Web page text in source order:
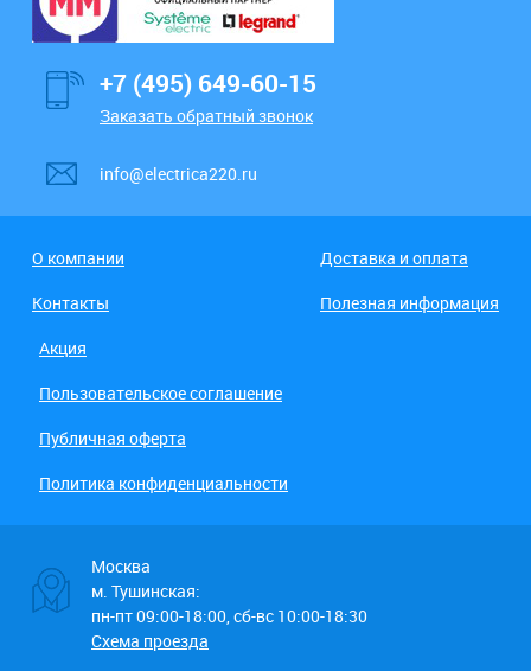
+7 (495) 649-60-15
Заказать обратный звонок
info@electrica220.ru
О компании
Доставка и оплата
Контакты
Полезная информация
Акция
Пользовательское соглашение
Публичная оферта
Политика конфиденциальности
Москва
м. Тушинская:
пн-пт 09:00-18:00, сб-вс 10:00-18:30
Схема проезда